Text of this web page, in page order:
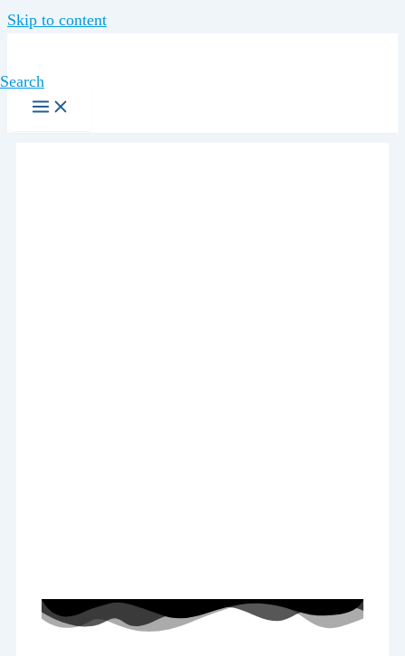
Skip to content
Search